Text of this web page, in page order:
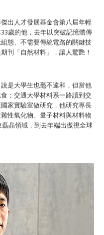
傑出人才發展基金會第八屆年輕
歲的他，去年以突破記憶體傳
態、不需要傳統電路的關鍵技
刊「自然材料」，讓人驚艷！
是大學生也毫不違和，但當他
；交通大學材料系一路讀到交
家實驗室做研究，他研究專長
性氧化物、量子材料與材料物
晶領域，到去年端出傲視全球